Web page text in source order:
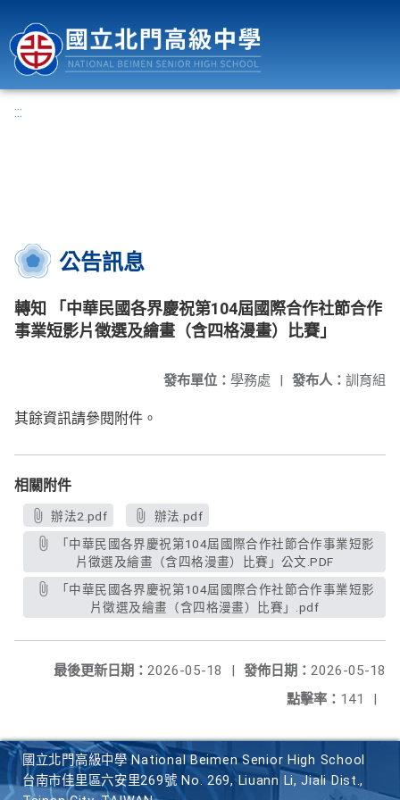
:::
公告訊息
轉知 「中華民國各界慶祝第104屆國際合作社節合作
事業短影片徵選及繪畫（含四格漫畫）比賽」
發布人： 訓育組
發布單位： 學務處 |
其餘資訊請參閱附件。
相關附件
辦法2.pdf
辦法.pdf
片徵選及繪畫（含四格漫畫）比賽」公文.PDF
片徵選及繪畫（含四格漫畫）比賽」.pdf
發佈日期： 2026-05-18
最後更新日期： 2026-05-18
|
點擊率： 141 |
國立北門高級中學 National Beimen Senior High School
台南市佳里區六安里269號 No. 269, Liuann Li, Jiali Dist.,